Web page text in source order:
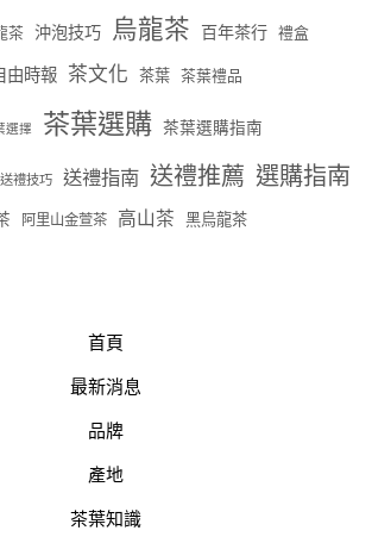
茶 沖泡技巧 烏龍茶 百年茶行 禮盒
由時報 茶文化 茶葉 茶葉禮品
選擇 茶葉選購 茶葉選購指南
送禮技巧 送禮指南 送禮推薦 選購指南
阿里山金萱茶 高山茶 黑烏龍茶
首頁
最新消息
品牌
產地
茶葉知識